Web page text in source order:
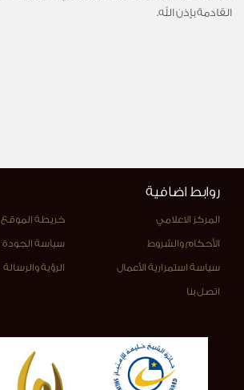
القادمة بإذن الله.
روابط اضافية
المركز الاعلامي خريطة الموقع
الأحكام والشروط سياسة الجودة
سياسة استمرارية الأعمال الرؤية والرسالة
اتصل بنا